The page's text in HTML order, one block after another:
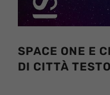
SPACE ONE E
DI CITTÀ TESTO